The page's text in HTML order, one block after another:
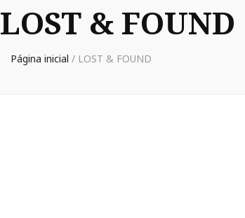
LOST & FOUND
Página inicial / LOST & FOUND